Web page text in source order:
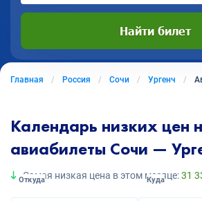
Найти билет
Главная Россия Сочи Ургенч
Календарь низких цен
авиабилеты Сочи —
Самая низкая цена в этом месяце:31
Откуда Куда